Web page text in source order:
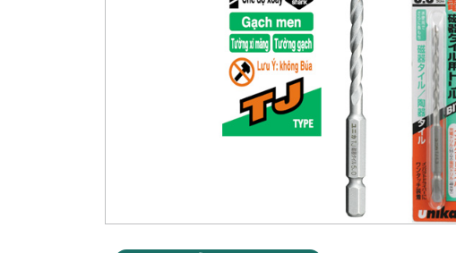
Phụ Tùng, Linh Kiện
Máy Hàn & Phụ Kiện